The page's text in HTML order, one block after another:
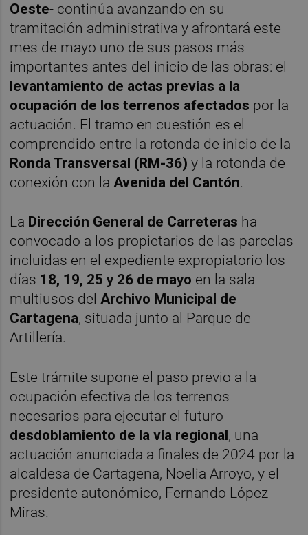
Oeste- continúa avanzando en su
tramitación administrativa y afrontará este
mes de mayo uno de sus pasos más
importantes antes del inicio de las obras: el
levantamiento de actas previas a la
ocupación de los terrenos afectados por la
actuación. El tramo en cuestión es el
comprendido entre la rotonda de inicio de la
Ronda Transversal (RM-36) y la rotonda de
conexión con laAvenida del Cantón.
La Dirección General de Carreteras ha
convocado a los propietarios de las parcelas
incluidas en el expediente expropiatorio los
días 18, 19, 25 y 26 de mayo en la sala
multiusos delArchivo Municipal de
Cartagena, situada junto al Parque de
Artillería.
Este trámite supone el paso previo a la
ocupación efectiva de los terrenos
necesarios para ejecutar el futuro
desdoblamiento de la vía regional, una
actuación anunciada a finales de 2024 por la
alcaldesa de Cartagena, Noelia Arroyo, y el
presidente autonómico, Fernando López
Miras.